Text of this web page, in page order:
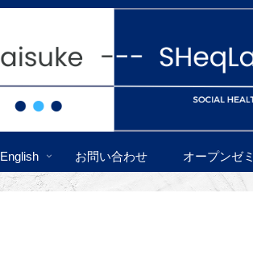
English お問い合わせ オープンゼミ